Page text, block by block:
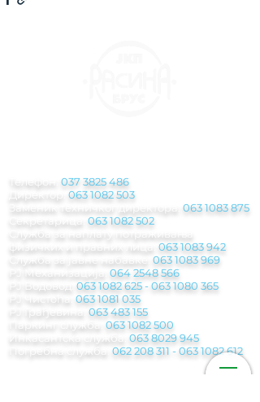
Телефон: 037 3825 486
063 1082 503
063 1083 875
063 1082 502
Служба за наплату потраживања
физичких и правних лица:
063 1083 942
Служба за јавне набавке:
063 1083 969
064 2548 566
РЈ Водовод: 063 1082 625-063 1080 365
РЈ Чистоћа: 063 1081 035
РЈ Грађевина:
063 483 155
Паркинг служба
063 1082 500
Инкасантска служба: 063 8029 945
Погребна служба:
062 208 311 - 063 1082612